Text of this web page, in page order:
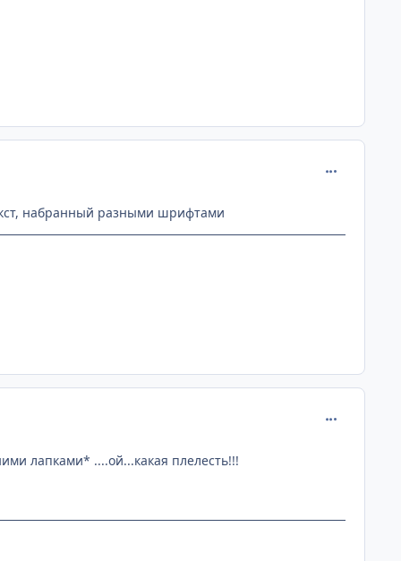
набранный разными шрифтами
лапками* ....ой...какая плелесть!!!